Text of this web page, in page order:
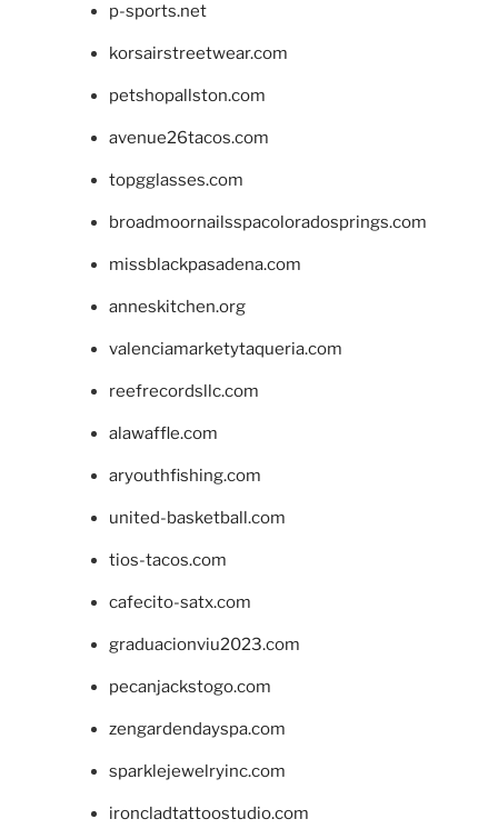
p-sports.net
korsairstreetwear.com
petshopallston.com
avenue26tacos.com
topgglasses.com
broadmoornailsspacoloradosprings.com
missblackpasadena.com
anneskitchen.org
valenciamarketytaqueria.com
reefrecordsllc.com
alawaffle.com
aryouthfishing.com
united-basketball.com
tios-tacos.com
cafecito-satx.com
graduacionviu2023.com
pecanjackstogo.com
zengardendayspa.com
sparklejewelryinc.com
ironcladtattoostudio.com